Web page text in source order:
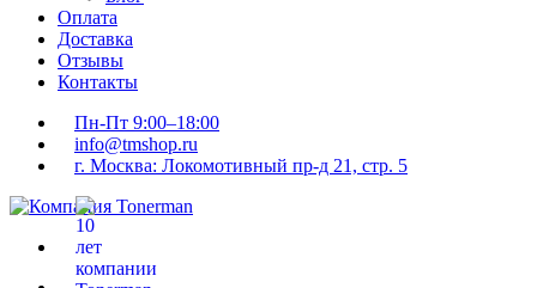
Оплата
Доставка
Отзывы
Контакты
Пн-Пт 9:00–18:00
info@tmshop.ru
г. Москва: Локомотивный пр-д 21, стр. 5